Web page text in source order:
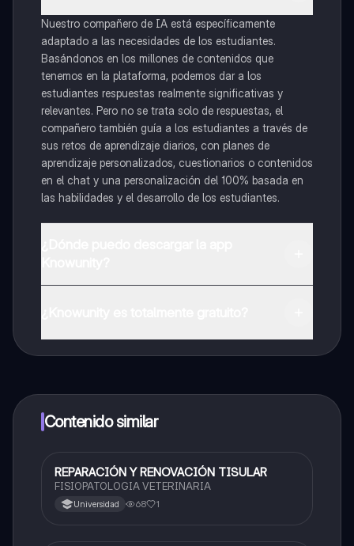
Nuestro compañero de IA está específicamente
adaptado a las necesidades de los estudiantes.
Basándonos en los millones de contenidos que
tenemos en la plataforma, podemos dar a los
estudiantes respuestas realmente significativas y
relevantes. Pero no se trata solo de respuestas, el
compañero también guía a los estudiantes a través de
sus retos de aprendizaje diarios, con planes de
aprendizaje personalizados, cuestionarios o contenidos
en el chat y una personalización del 100% basada en
las habilidades y el desarrollo de los estudiantes.
a determinadas funciones.
Contenido similar
Biología
REPARACIÓN Y RENOVACIÓN TISULAR
FISIOPATOLOGIA VETERINARIA
Universidad 68 1